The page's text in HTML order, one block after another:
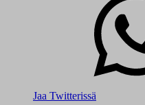
Jaa Twitterissä